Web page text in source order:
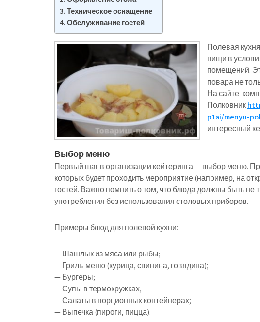
Техническое оснащение
Обслуживание гостей
Полевая
пищи в
помещений.
повара не
На сайте
Полковник
p1ai/menyu-
интересный
Выбор меню
Первый шаг в организации кейтеринга — выбор меню.
которых будет проходить мероприятие (например, на
гостей. Важно помнить о том, что блюда должны быть не
употребления без использования столовых приборов.
Примеры блюд для полевой кухни:
— Шашлык из мяса или рыбы;
— Гриль-меню (курица, свинина, говядина);
— Бургеры;
— Супы в термокружках;
— Салаты в порционных контейнерах;
— Выпечка (пироги, пицца).